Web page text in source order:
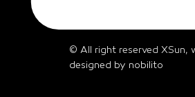
© All right reserved XSun,
designed by nobilito